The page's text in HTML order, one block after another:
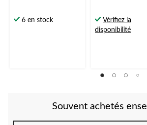
6 en stock
Vérifiez la
disponibilité
Souvent achetés